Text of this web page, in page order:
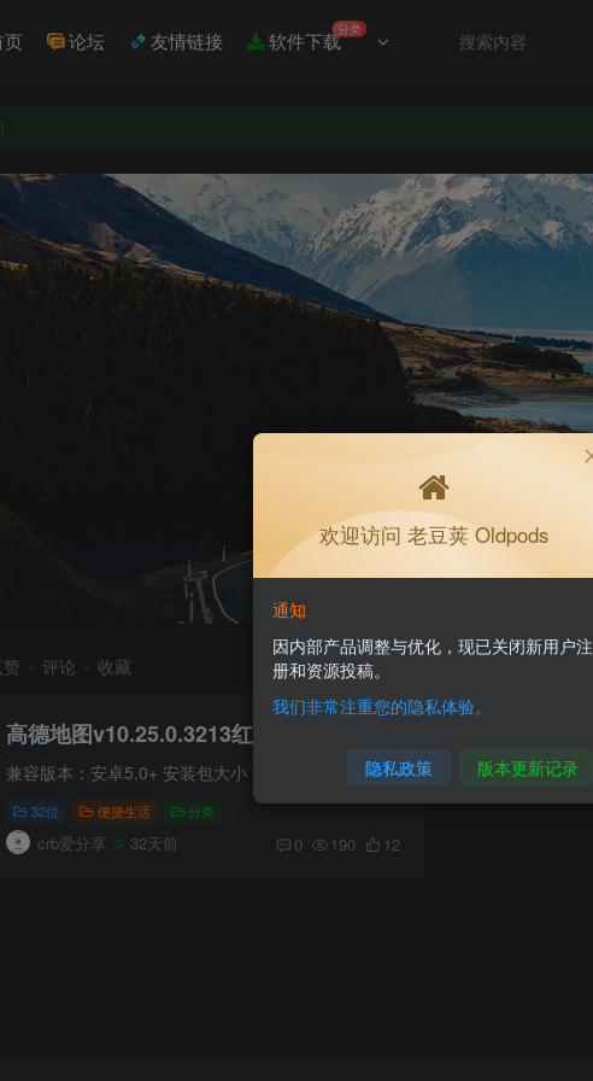
页 论坛 友情链接 软件下载分类
泡芙
赞 评论 收藏
高德地图v10.25.0.3213红米K40定制版
兼容版本：安卓5.0+ 安装包大小：82.4M
32位 便捷生活 分类
crb爱分享 32天前 0 190 12
欢迎访问 老豆荚 Oldpods
通知
因内部产品调整与优化，现已关闭新用户注
册和资源投稿。
我们非常注重您的隐私体验。
隐私政策 版本更新记录